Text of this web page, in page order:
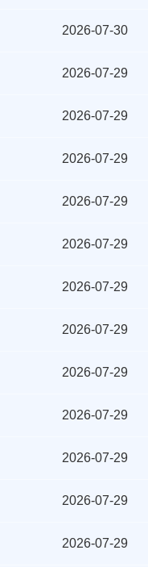
2026-07-30
2026-07-29
2026-07-29
2026-07-29
2026-07-29
2026-07-29
2026-07-29
2026-07-29
2026-07-29
2026-07-29
2026-07-29
2026-07-29
2026-07-29